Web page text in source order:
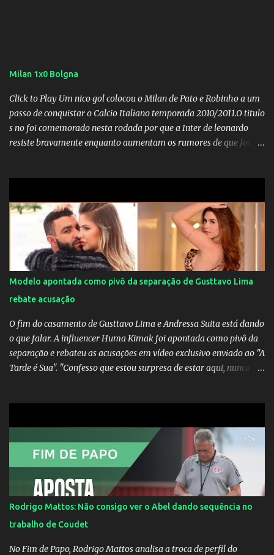
Milan 1x0 Bolgna
Click to Play Um nico gol colocou o Milan de Pato e Robinho a um
passo de conquistar o Calcio Italiano temporada 2010/2011.O titulo
s no foi comemorado nesta rodada por que a Inter de leonardo
resiste bravamente enquanto aumentam os rumores de que Jos
Modelo apontada como pivô da separação de Gusttavo Lima
rebate acusação
O fim do casamento de Gusttavo Lima e Andressa Suita está dando
o que falar. A influencer Huma Kimak foi apontada como pivô da
separação e rebateu as acusações em vídeo exclusivo enviado ao "A
Tarde é Sua". "Confesso que estou surpresa de estar aqui, nunca
Huma Kimak. A influencer também contou que recebe diversos
ataques na internet desde a época em que foi contratada para
fazer a divulgação de uma live do Gusttavo Lima em Manaus,
capital do Amazonas. "Fui até o local onde seria o show, divulguei
e no dia seguinte foi feita a live que eu não pude ir, porque estava
me sentindo mal", explicou Huma. A notícia da separação de
Gusttavo Lima e Andressa Suita foi divulgada no dia 9 de outubro.
A relação chegou ao fim após cinco anos e houve rumores de uma
suposta traição do canto...
Rodrigo Mattos: Não consigo ver o Abel dando sequência no
trabalho de Coudet
No Fim de Papo, Rodrigo Mattos analisa a troca de perfil do